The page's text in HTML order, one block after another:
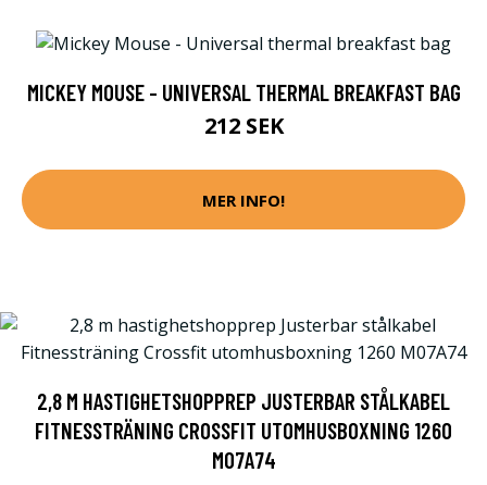
MICKEY MOUSE - UNIVERSAL THERMAL BREAKFAST BAG
212 SEK
MER INFO!
2,8 M HASTIGHETSHOPPREP JUSTERBAR STÅLKABEL
FITNESSTRÄNING CROSSFIT UTOMHUSBOXNING 1260
M07A74